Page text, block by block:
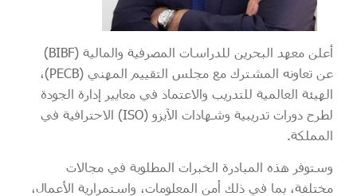
أعلن معهد البحرين للدراسات المصرفية والمالية (BIBF)
عن تعاونه المشترك مع مجلس التقييم المهني (PECB)،
الهيئة العالمية للتدريب والاعتماد في معايير إدارة الجودة
لطرح دورات تدريبية وشهادات الآيزو (ISO) الاحترافية في
المملكة.
وستوفر هذه المبادرة الخبرات المطلوبة في مجالات
مختلفة، بما في ذلك أمن المعلومات، واستمرارية الأعمال،